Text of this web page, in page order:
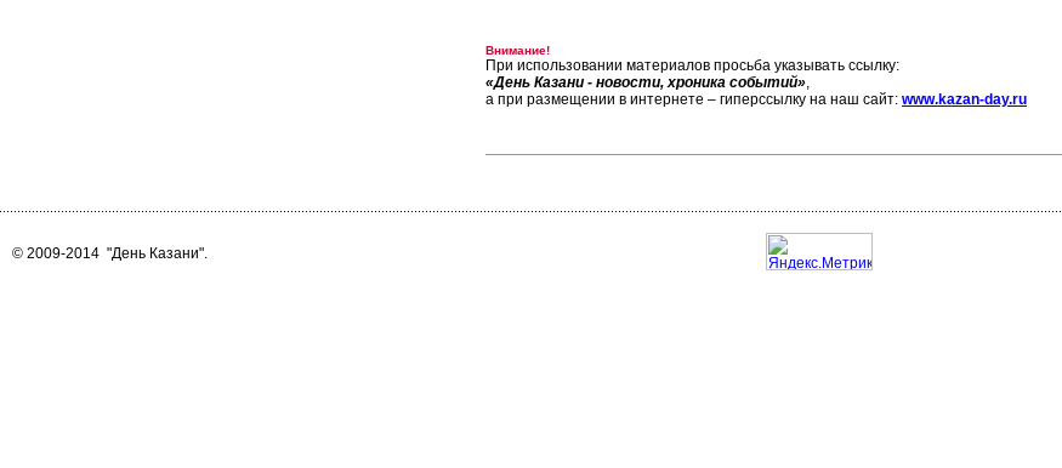
Внимание!
При использовании материалов просьба указывать ссылку:
«День Казани - новости, хроника событий»,
а при размещении в интернете – гиперссылку на наш сайт: www.kazan-day.ru
© 2009-2014 "День Казани".